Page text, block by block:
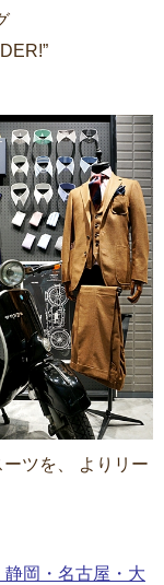
ツを、 よりリー
岡・名古屋・大